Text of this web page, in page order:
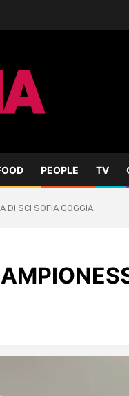
PEOPLE TV
DI SCI SOFIA GOGGIA